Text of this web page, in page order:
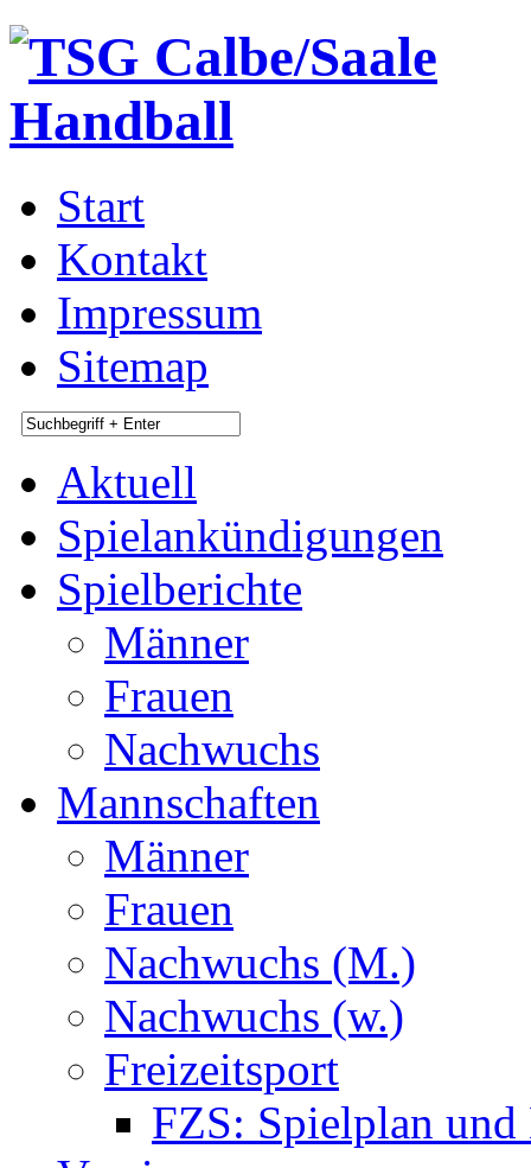
Start
Kontakt
Impressum
Sitemap
Aktuell
Spielankündigungen
Spielberichte
Männer
Frauen
Nachwuchs
Mannschaften
Männer
Frauen
Nachwuchs (M.)
Nachwuchs (w.)
Freizeitsport
FZS: Spielplan und